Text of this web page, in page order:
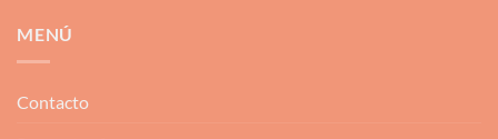
MENÚ
Contacto